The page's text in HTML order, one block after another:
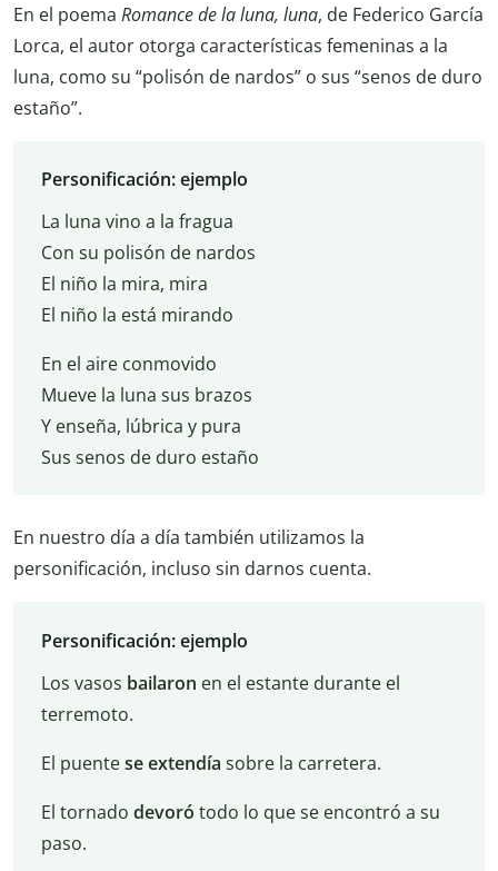
En el poema Romance de la luna, luna, de Federico García
Lorca, el autor otorga características femeninas a la
luna, como su “polisón de nardos” o sus “senos de duro
estaño”.
Personificación: ejemplo
La luna vino a la fragua
Con su polisón de nardos
El niño la mira, mira
El niño la está mirando
En el aire conmovido
Mueve la luna sus brazos
Y enseña, lúbrica y pura
Sus senos de duro estaño
En nuestro día a día también utilizamos la
personificación, incluso sin darnos cuenta.
Personificación: ejemplo
Los vasos bailaron en el estante durante el
terremoto.
El puentese extendía sobre la carretera.
El tornado devoró todo lo que se encontró a su
paso.